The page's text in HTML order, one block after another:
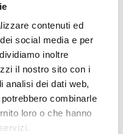
contenuti ed
social media e per
inoltre
il nostro sito con i
analisi dei dati web,
combinarle
loro o che hanno